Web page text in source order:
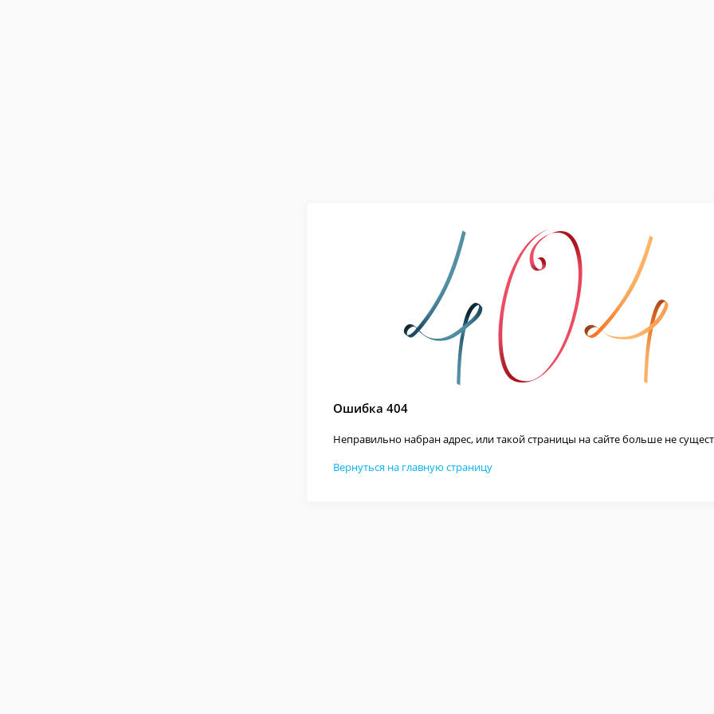
Ошибка 404
Неправильно набран адрес, или такой страницы на сайте больше не
Вернуться на главную страницу